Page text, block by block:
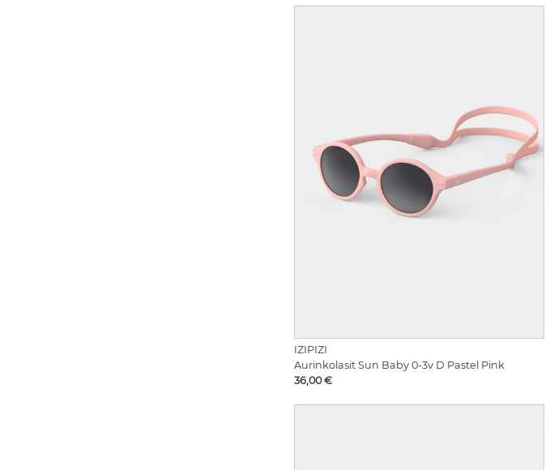
IZIPIZI
Aurinkolasit Sun Baby 0-3v D Pastel Pink
Hinta
36,00 €